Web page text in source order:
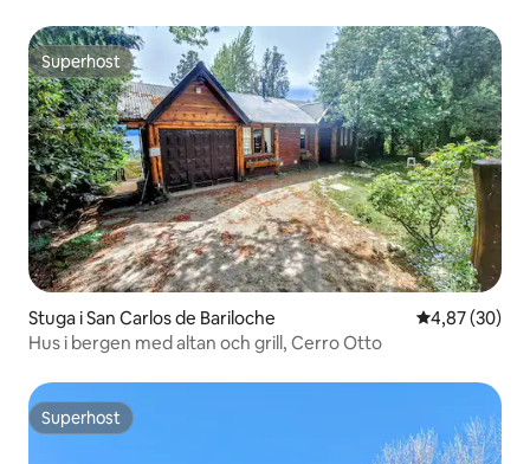
Superhost
Superhost
Stuga i San Carlos de Bariloche 4,87 av 5 i
4,87 (30)
Hus i bergen med altan och grill, Cerro Otto
Superhost
Superhost